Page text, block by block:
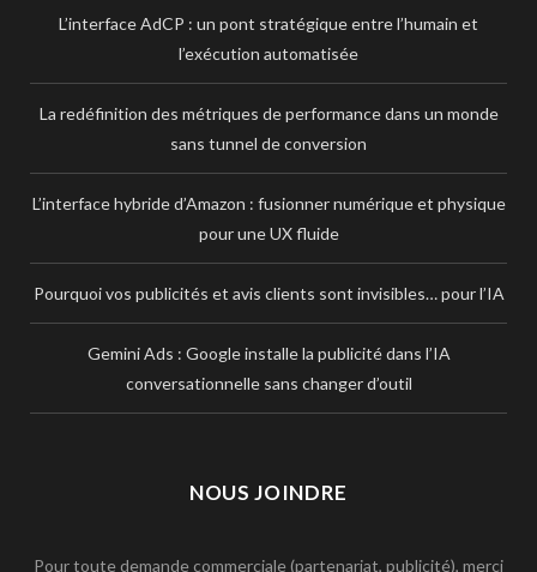
L’interface AdCP : un pont stratégique entre l’humain et
l’exécution automatisée
La redéfinition des métriques de performance dans un monde
sans tunnel de conversion
L’interface hybride d’Amazon : fusionner numérique et physique
pour une UX fluide
Pourquoi vos publicités et avis clients sont invisibles… pour l’IA
Gemini Ads : Google installe la publicité dans l’IA
conversationnelle sans changer d’outil
NOUS JOINDRE
Pour toute demande commerciale (partenariat, publicité), merci